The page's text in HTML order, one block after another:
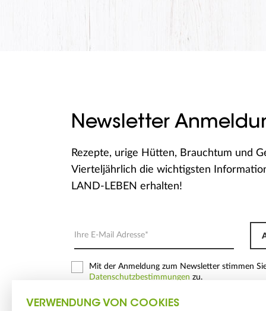
Newsletter
Rezepte, urige Hütten, Brauchtum und
Vierteljährlich die wichtigsten
LAND-LEBEN erhalten!
Mit der Anmeldung zum Newsletter stimmen
Datenschutzbestimmungen zu.
VERWENDUNG VON COOKIES